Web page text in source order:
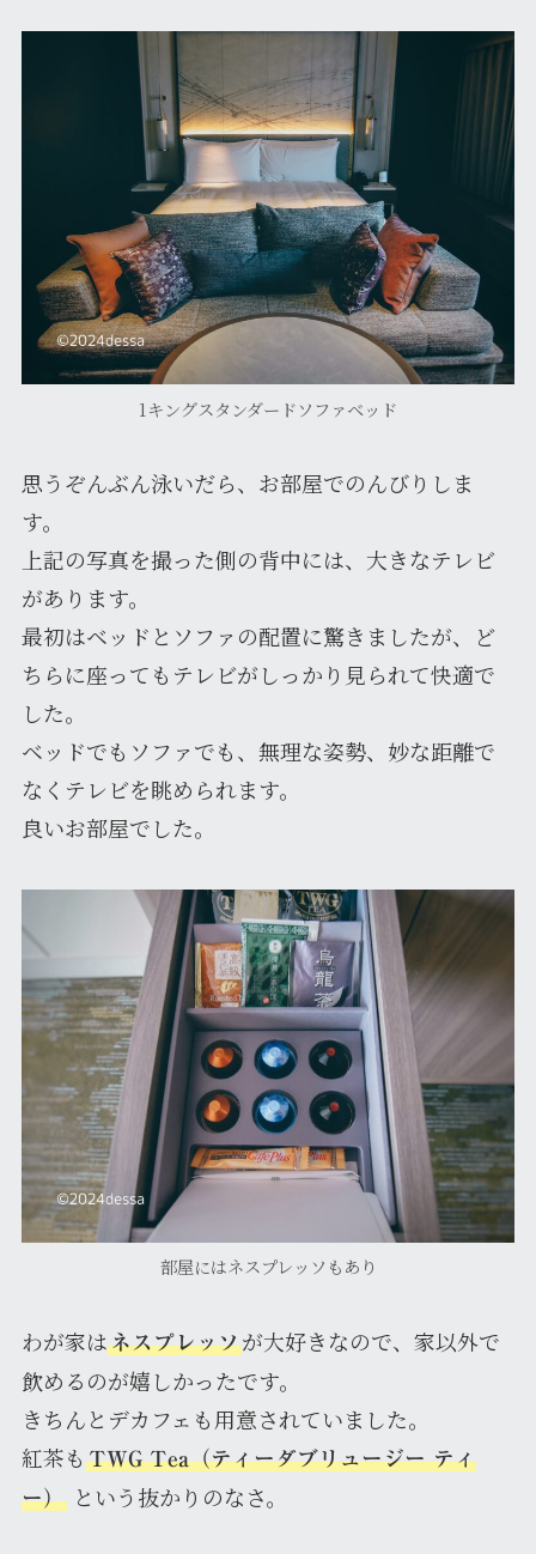
1キングスタンダードソファベッド
思うぞんぶん泳いだら、お部屋でのんびりしま
す。
上記の写真を撮った側の背中には、大きなテレビ
があります。
最初はベッドとソファの配置に驚きましたが、ど
ちらに座ってもテレビがしっかり見られて快適で
した。
ベッドでもソファでも、無理な姿勢、妙な距離で
なくテレビを眺められます。
良いお部屋でした。
部屋にはネスプレッソもあり
わが家はネスプレッソが大好きなので、家以外で
飲めるのが嬉しかったです。
きちんとデカフェも用意されていました。
紅茶も TWG Tea（ティーダブリュージー ティ
ー）という抜かりのなさ。